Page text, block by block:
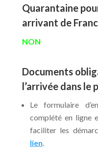
Quarantaine
arrivant de
NON
Documents
l’arrivée dans le
Le formulaire
complété en ligne
faciliter les
lien.